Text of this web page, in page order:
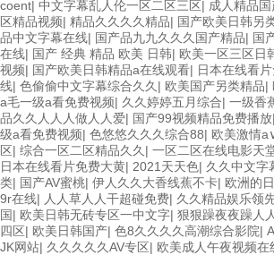
coent| 中文字幕乱人伦一区二区三区| 成人精品国
区精品视频| 精品久久久久精品| 国产欧美日韩另
品中文字幕在线| 国产品九九久久久国产精品| 国
在线| 国产 经典 精品 欧美 日韩| 欧美一区三区日
视频| 国产欧美日韩精品a在线观看| 日本在线看
线| 色偷偷中文字幕综合久久 | 欧美国产另类精品|
a毛一级a看免费视频| 久久婷婷五月综合| 一级香
品久久人人人做人人爱| 国产99视频精品免费播放|
级a看免费视频| 色悠悠久久久综合88| 欧美激情
区| 综合一区二区精品久久 | 一区二区在线电影天
日本在线看片免费大黄| 2021天天色| 久久中文字
类| 国产AV蜜桃| 伊人久久大香线蕉不卡| 欧洲的
9r在线| 人人草人人干超碰免费| 久久精品娱乐领
国| 欧美日韩无砖专区一中文字| 狠狠躁夜夜躁人
四区| 欧美日韩国产| 色8久久久久高潮综合影院|
JK网站| 久久久久久AV专区| 欧美成人午夜视频在